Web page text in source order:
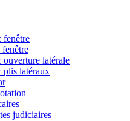
fenêtre
fenêtre
ouverture latérale
plis latéraux
judiciaires